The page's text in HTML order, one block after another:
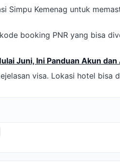
Simpu Kemenag untuk
booking PNR yang bisa
Juni, Ini Panduan Akun
visa. Lokasi hotel bisa